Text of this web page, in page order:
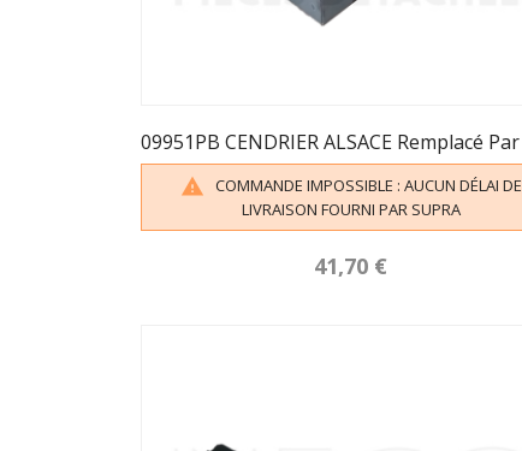

COMMANDE IMPOSSIBLE : AUCUN DÉLAI DE
LIVRAISON FOURNI PAR SUPRA
41,70 €